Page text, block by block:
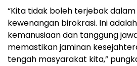
​“Kita tidak boleh terjebak
kewenangan birokrasi. Ini
kemanusiaan dan tanggung
memastikan jaminan
tengah masyarakat kita,”